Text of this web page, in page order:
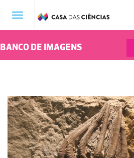
Toggle
BANCO DE IMAGENS